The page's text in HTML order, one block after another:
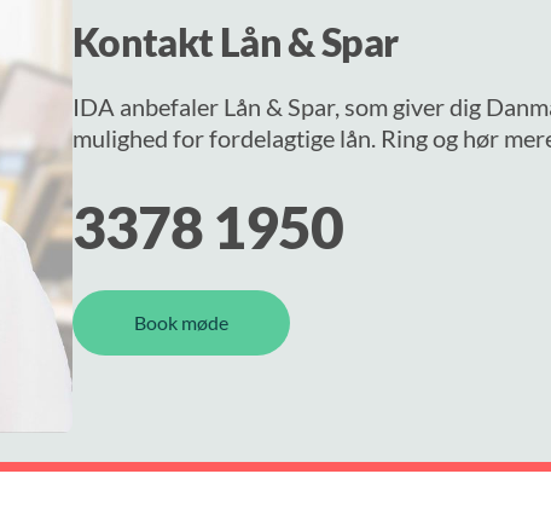
Kontakt Lån & Spar
IDA anbefaler Lån & Spar, som giver dig
mulighed for fordelagtige lån. Ring og hør
3378 1950
Book møde